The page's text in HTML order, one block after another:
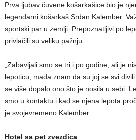
Prva ljubav čuvene košarkašice bio je
legendarni košarkaš Srđan Kalember.
sportski par u zemlji. Prepoznatljivi po
privlačili su veliku pažnju.
„Zabavljali smo se tri i po godine, ali je
lepoticu, mada znam da su joj se svi
se više dopalo ono što je nosila u sebi.
smo u kontaktu i kad se njena lepota
je svojevremeno Kalember.
Hotel sa pet zvezdica